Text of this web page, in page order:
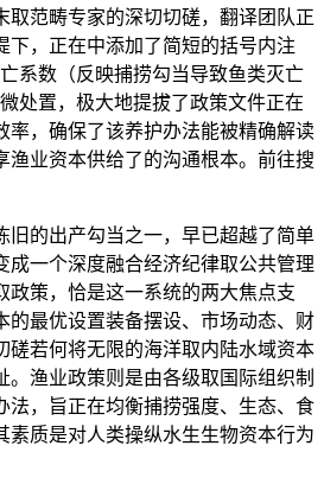
取范畴专家的深切切磋，翻译团队正
下，正在中添加了简短的括号内注
系数（反映捕捞勾当导致鱼类灭亡
处置，极大地提拔了政策文件正在
率，确保了该养护办法能被精确解读
渔业资本供给了的沟通根本。前往搜
的出产勾当之一，早已超越了简单
成一个深度融合经济纪律取公共管理
政策，恰是这一系统的两大焦点支
的最优设置装备摆设、市场动态、财
磋若何将无限的海洋取内陆水域资本
。渔业政策则是由各级取国际组织制
法，旨正在均衡捕捞强度、生态、食
素质是对人类操纵水生生物资本行为